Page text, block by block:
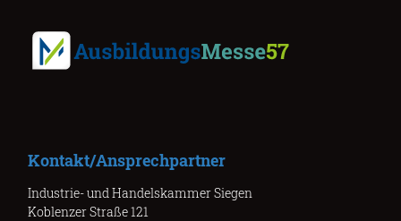
Kontakt/Ansprechpartner
Industrie- und Handelskammer Siegen
Koblenzer Straße 121